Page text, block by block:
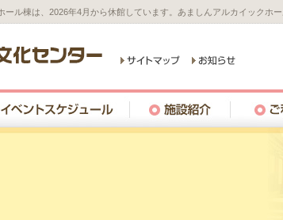
ール棟は、2026年4月から休館しています。あましんアルカイックホ